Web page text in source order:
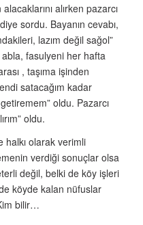
alırken pazarcı
sordu. Bayanın cevabı,
lazım değil sağol”
fasulyeni her hafta
, taşıma işinden
satacağım kadar
oldu. Pazarcı
oldu.
halkı olarak verimli
verdiği sonuçlar olsa
değil, belki de köy işleri
köyde kalan nüfuslar
bilir…